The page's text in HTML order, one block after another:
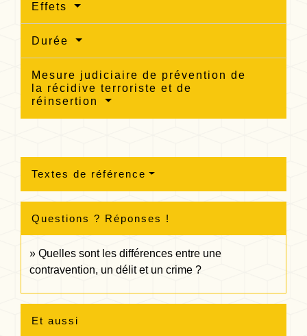
Effets
Durée
Mesure judiciaire de prévention de
la récidive terroriste et de
réinsertion
Textes de référence
Questions ? Réponses !
Quelles sont les différences entre une
contravention, un délit et un crime ?
Et aussi